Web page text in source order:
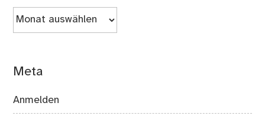
Archiv
Meta
Anmelden